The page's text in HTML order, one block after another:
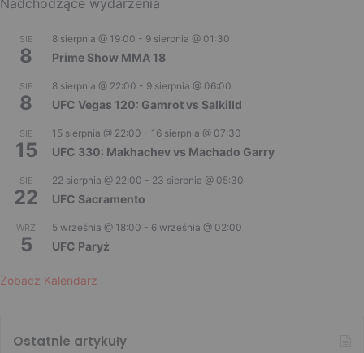
SIE
8
8 sierpnia @ 19:00 - 9 sierpnia @ 01:30
Prime Show MMA 18
SIE
8
8 sierpnia @ 22:00 - 9 sierpnia @ 06:00
UFC Vegas 120: Gamrot vs Salkilld
SIE
15
15 sierpnia @ 22:00 - 16 sierpnia @ 07:30
UFC 330: Makhachev vs Machado Garry
SIE
22
22 sierpnia @ 22:00 - 23 sierpnia @ 05:30
UFC Sacramento
WRZ
5
5 września @ 18:00 - 6 września @ 02:00
UFC Paryż
Zobacz Kalendarz
Ostatnie artykuły